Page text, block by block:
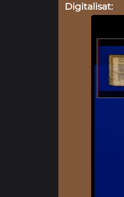
Digitalisat: